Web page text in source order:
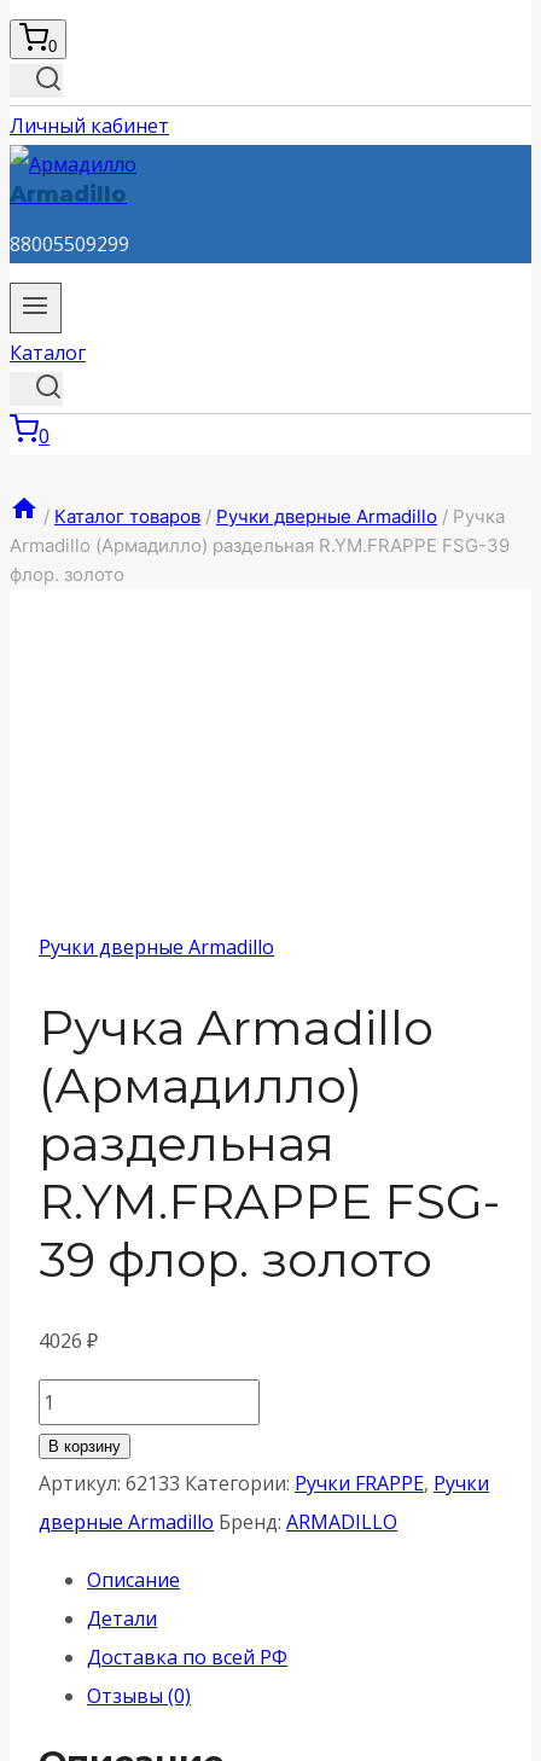
0
Личный кабинет
Armadillo
88005509299
Каталог
0
/ Каталог товаров / Ручки дверные Armadillo / Ручка
Armadillo (Армадилло) раздельная R.YM.FRAPPE FSG-39
флор. золото
Ручки дверные Armadillo
Ручка Armadillo
(Армадилло)
раздельная
R.YM.FRAPPE FSG-
39 флор. золото
4026 ₽
Количество
товара
Ручка
Armadillo
раздельная
R.YM.FRAPPE
FSG-
флор.
В корзину
Артикул: 62133 Категории: Ручки FRAPPE, Ручки
дверные Armadillo Бренд: ARMADILLO
Описание
Детали
Доставка по всей РФ
Отзывы (0)